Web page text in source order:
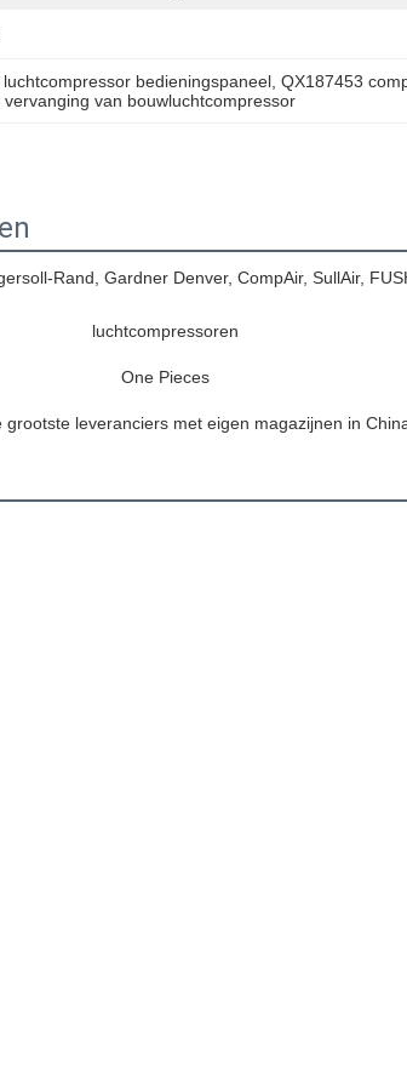
bedieningspaneel , QX187453
van bouwluchtcompressor
Rand, Gardner Denver, CompAir, SullAir,
luchtcompressoren
One Pieces
grootste leveranciers met eigen magazijnen in